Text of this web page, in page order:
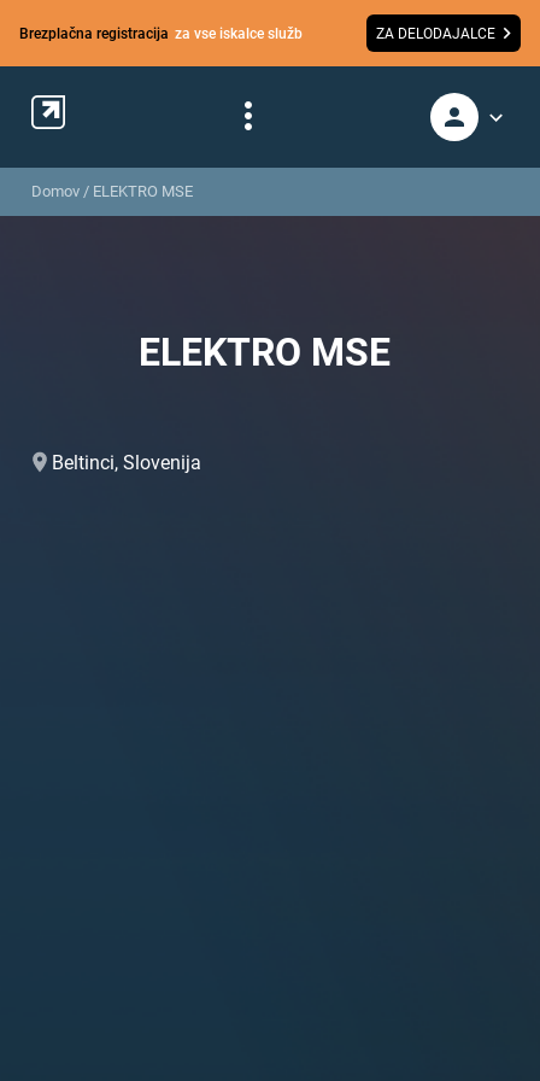
Brezplačna registracija za vse iskalce služb ZA DELODAJALCE
Domov / ELEKTRO MSE
ELEKTRO MSE
Beltinci, Slovenija